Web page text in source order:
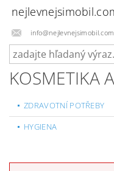
info@nejlevnejsimobil.com
KOSMETIKA
ZDRAVOTNÍ POTŘEBY
HYGIENA